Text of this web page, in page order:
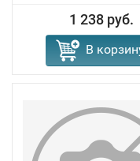
1 238 руб.
В